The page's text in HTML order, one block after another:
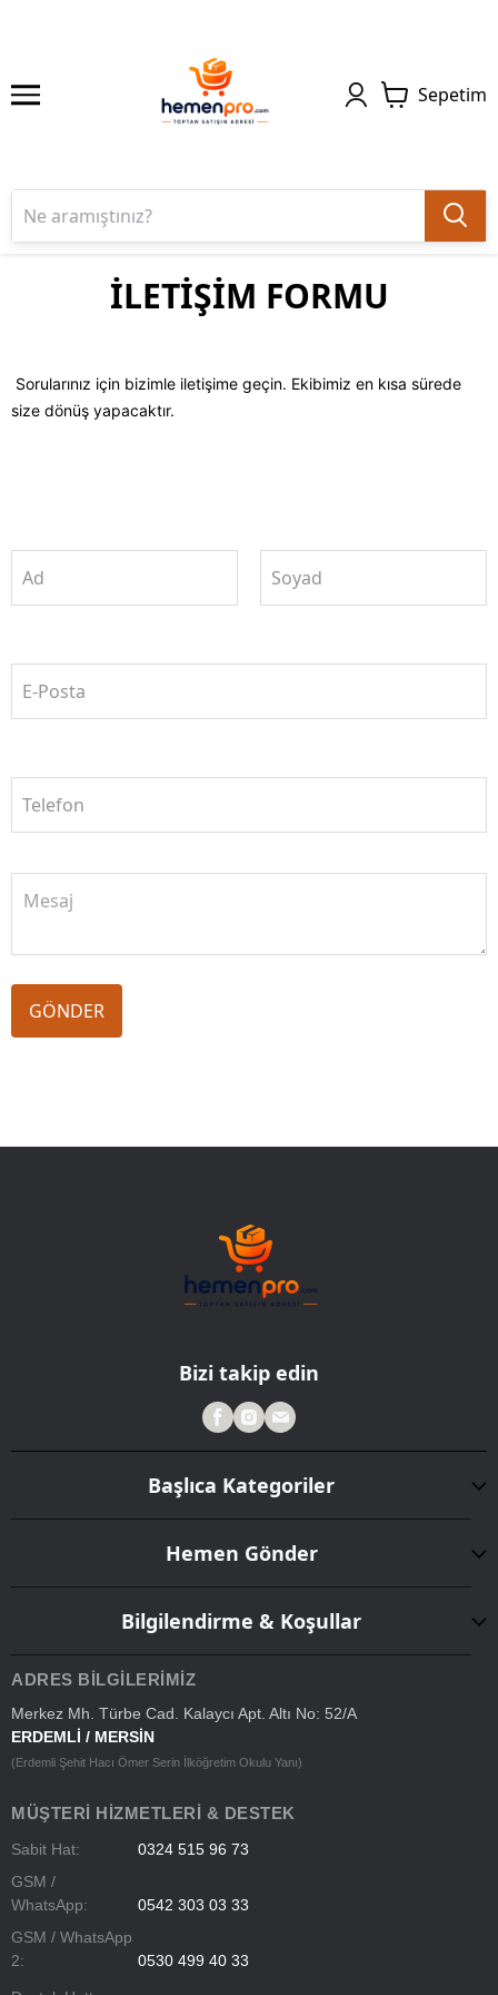
Sepetim
İLETİŞİM FORMU
Sorularınız için bizimle iletişime geçin. Ekibimiz en kısa sürede
size dönüş yapacaktır.
Ad Soyad
E-Posta
Telefon
GÖNDER
Bizi takip edin
Başlıca Kategoriler
Hemen Gönder
Bilgilendirme & Koşullar
ADRES BILGILERIMIZ
Merkez Mh. Türbe Cad. Kalaycı Apt. Altı No: 52/A
ERDEMLİ / MERSİN
(Erdemli Şehit Hacı Ömer Serin İlköğretim Okulu Yanı)
MÜŞTERI HIZMETLERI & DESTEK
Sabit Hat:
0324 515 96 73
GSM /
WhatsApp:
0542 303 03 33
GSM / WhatsApp
2:
0530 499 40 33